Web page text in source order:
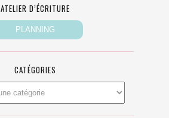
ATELIER D’ÉCRITURE
CATÉGORIES